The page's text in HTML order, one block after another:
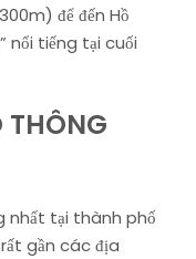
để đến Hồ
nổi tiếng tại cuối
THÔNG
nhất tại thành phố
gần các địa